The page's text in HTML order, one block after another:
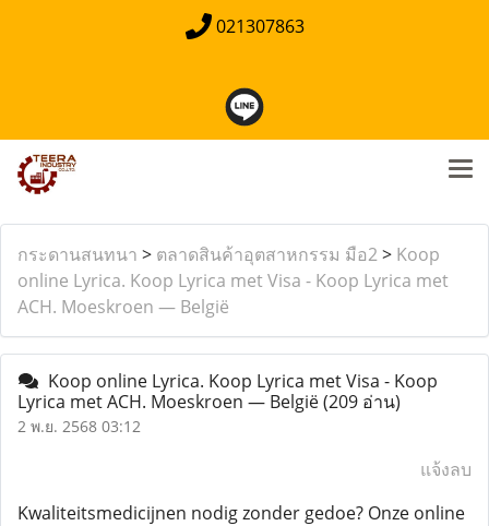
021307863
กระดานสนทนา > ตลาดสินค้าอุตสาหกรรม มือ2> Koop
online Lyrica. Koop Lyrica met Visa - Koop Lyrica met
ACH. Moeskroen — België
Koop online Lyrica. Koop Lyrica met Visa - Koop
Lyrica met ACH. Moeskroen — België(209 อ่าน)
2 พ.ย. 2568 03:12
แจ้งลบ
Kwaliteitsmedicijnen nodig zonder gedoe? Onze online